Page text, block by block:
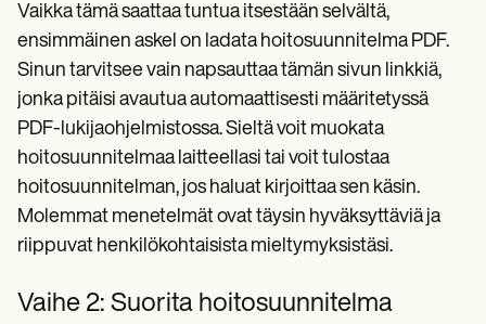
Vaikka tämä saattaa tuntua itsestään selvältä,
ensimmäinen askel on ladata hoitosuunnitelma PDF.
Sinun tarvitsee vain napsauttaa tämän sivun linkkiä,
jonka pitäisi avautua automaattisesti määritetyssä
PDF-lukijaohjelmistossa. Sieltä voit muokata
hoitosuunnitelmaa laitteellasi tai voit tulostaa
hoitosuunnitelman, jos haluat kirjoittaa sen käsin.
Molemmat menetelmät ovat täysin hyväksyttäviä ja
riippuvat henkilökohtaisista mieltymyksistäsi.
Vaihe 2: Suorita hoitosuunnitelma